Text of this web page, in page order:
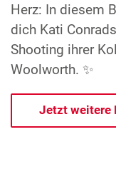
Herz: In diesem
dich Kati
Shooting ihrer
Woolworth. ✨
Jetzt weitere